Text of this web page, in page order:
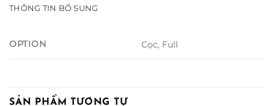
THÔNG TIN BỔ SUNG
OPTION Cọc, Full
SẢN PHẨM TƯƠNG TỰ